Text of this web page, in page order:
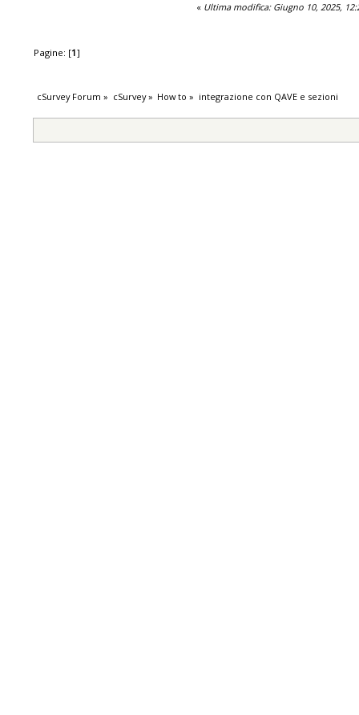
« Ultima modifica: Giugno 10, 2025,
Pagine: [1]
cSurvey Forum » cSurvey» How to » integrazione con QAVE e sezioni